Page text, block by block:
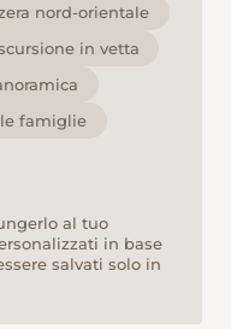
nord-orientale
in vetta
famiglie
al tuo
in base
salvati solo in